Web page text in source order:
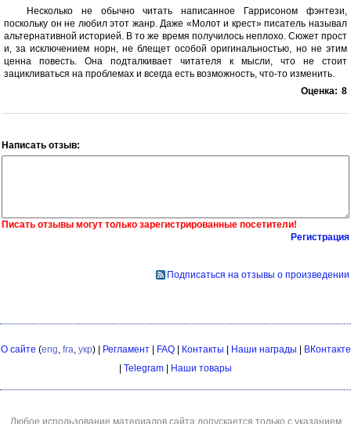
Несколько не обычно читать написанное Гаррисоном фэнтези,
поскольку он не любил этот жанр. Даже «Молот и крест» писатель называл
альтернативной историей. В то же время получилось неплохо. Сюжет прост
и, за исключением норн, не блещет особой оригинальностью, но не этим
ценна повесть. Она подталкивает читателя к мысли, что не стоит
зацикливаться на проблемах и всегда есть возможность, что-то изменить.
Оценка: 8
Написать отзыв:
Писать отзывы могут только зарегистрированные посетители!
Регистрация
Подписаться на отзывы о произведении
О сайте (eng fra укр) | Регламент| FAQ| Контакты | Наши награды | ВКонтакте
| Telegram | Наши товары
Любое использование материалов сайта допускается только с указанием